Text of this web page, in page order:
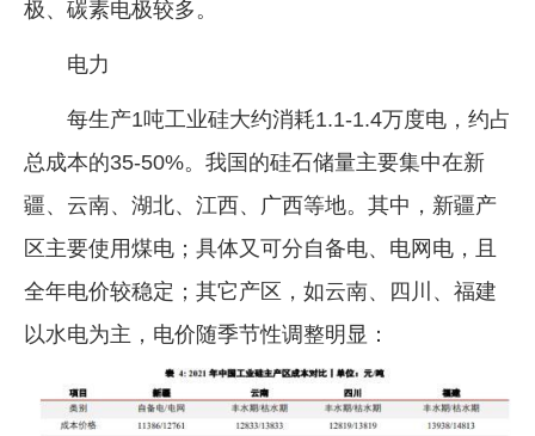
极、碳素电极较多。
电力
每生产1吨工业硅大约消耗1.1-1.4万度电，约占
总成本的35-50%。我国的硅石储量主要集中在新
疆、云南、湖北、江西、广西等地。其中，新疆产
区主要使用煤电；具体又可分自备电、电网电，且
全年电价较稳定；其它产区，如云南、四川、福建
以水电为主，电价随季节性调整明显：